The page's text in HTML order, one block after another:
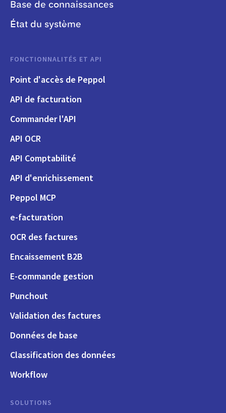
Base de connaissances
État du système
FONCTIONNALITÉS ET API
Point d'accès de Peppol
API de facturation
Commander l'API
API OCR
API Comptabilité
API d'enrichissement
Peppol MCP
e-facturation
OCR des factures
Encaissement B2B
E-commande gestion
Punchout
Validation des factures
Données de base
Classification des données
Workflow
SOLUTIONS